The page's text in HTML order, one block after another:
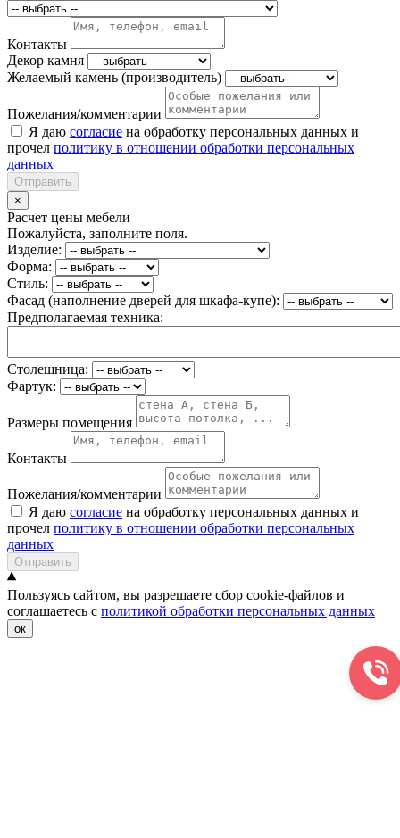
Контакты
Декор камня
Желаемый камень (производитель)
Пожелания/комментарии
Я даю согласие на обработку персональных данных и
прочел политику в отношении обработки персональных
данных
Отправить
×
Расчет цены мебели
Пожалуйста, заполните поля.
Изделие:
Форма:
Стиль:
Фасад (наполнение дверей для шкафа-купе):
Предполагаемая техника:
Столешница:
Фартук:
Размеры помещения
Контакты
Пожелания/комментарии
Я даю согласие на обработку персональных данных и
прочел политику в отношении обработки персональных
данных
Отправить
Пользуясь сайтом, вы разрешаете сбор cookie-файлов и
соглашаетесь с политикой обработки персональных данных
ок